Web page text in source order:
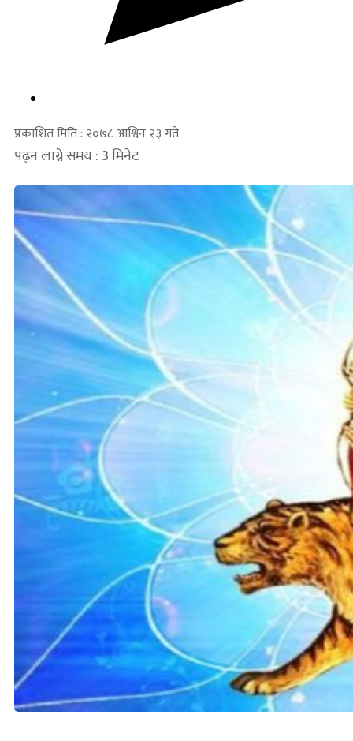
प्रकाशित मिति : २०७८ आश्विन २३ गते
पढ्न लाग्ने समय : 3 मिनेट